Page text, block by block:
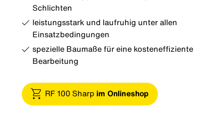
Schlichten
leistungsstark und laufruhig unter allen
Einsatzbedingungen
spezielle Baumaße für eine kosteneffiziente
Bearbeitung
RF 100 Sharp im Onlineshop